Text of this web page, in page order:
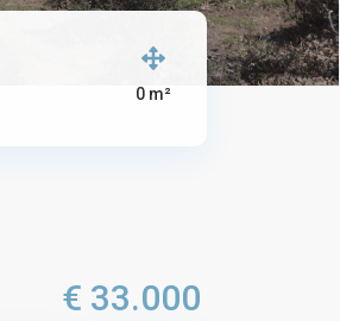
0 m²
€ 33.000